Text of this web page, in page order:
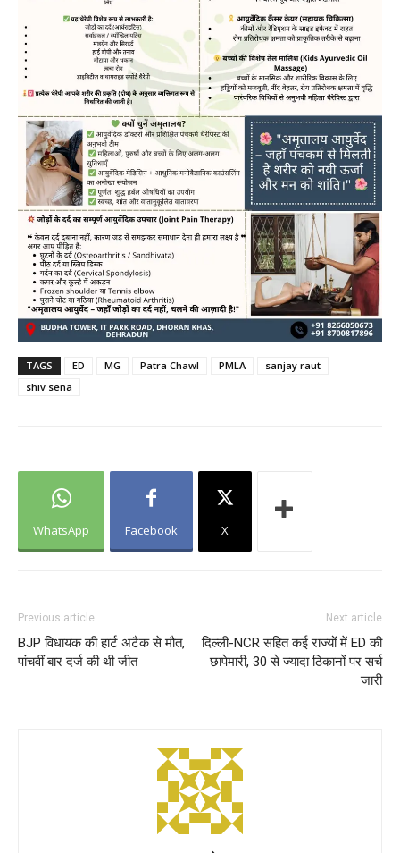
TAGS ED MG Patra Chawl PMLA
sanjay raut
shiv sena
WhatsApp Facebook X
Previous article
BJP विधायक की हार्ट अटैक से मौत,
पांचवीं बार दर्ज की थी जीत
Next article
दिल्ली-NCR सहित कई राज्यों में ED की
छापेमारी, 30 से ज्यादा ठिकानों पर सर्च
जारी